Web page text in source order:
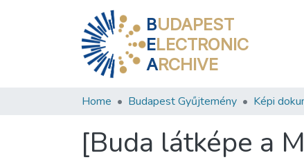
BUDAPEST
ELECTRONIC
ARCHIVE
Home Budapest Gyűjtemény Képi
[Buda látképe a